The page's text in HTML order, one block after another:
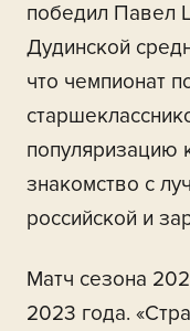
победил Павел
Дудинской
что чемпионат
популяризацию
знакомство с
российской и
Матч сезона
2023 года.